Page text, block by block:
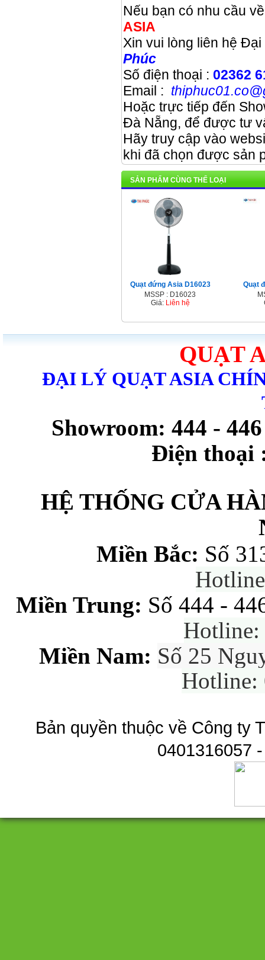
Nếu bạn có nhu cầu
ASIA
Xin vui lòng liên hệ
Phúc
Số điện thoại : 02362
Email :
Hoặc trực tiếp đến
Đà Nẵng, để được tư
Hãy truy cập vào
khi đã chọn được sản
SẢN PHẨM CÙNG THỂ LOẠI
Quạt đứng Asia D16023
MSSP : D16023
Giá: Liên hệ
Quạt
QUẠT
ĐẠI LÝ QUẠT ASIA
Showroom: 444 -
Điện thoại
HỆ THỐNG CỬA
Miền Bắc: Số
Miền Trung: Số 444 -
Hotline:
Miền Nam: Số 25
Hotline:
Bản quyền thuộc về Công ty
0401316057